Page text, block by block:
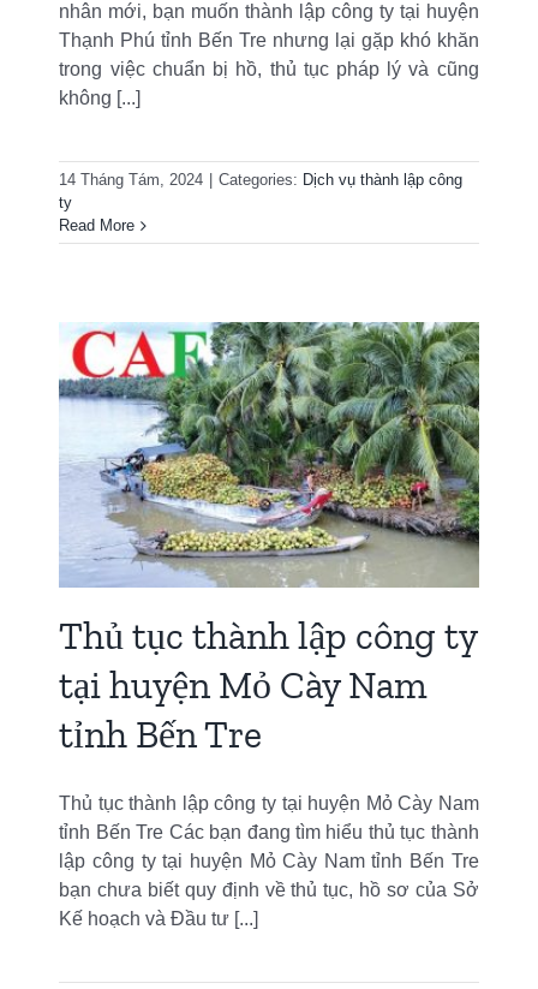
nhân mới, bạn muốn thành lập công ty tại huyện
Thạnh Phú tỉnh Bến Tre nhưng lại gặp khó khăn
trong việc chuẩn bị hồ, thủ tục pháp lý và cũng
không [...]
14 Tháng Tám, 2024 Categories: Dịch vụ thành lập công
ty
Read More
Thủ tục thành lập công ty
tại huyện Mỏ Cày Nam
tỉnh Bến Tre
Thủ tục thành lập công ty tại huyện Mỏ Cày Nam
tỉnh Bến Tre Các bạn đang tìm hiểu thủ tục thành
lập công ty tại huyện Mỏ Cày Nam tỉnh Bến Tre
bạn chưa biết quy định về thủ tục, hồ sơ của Sở
Kế hoạch và Đầu tư [...]